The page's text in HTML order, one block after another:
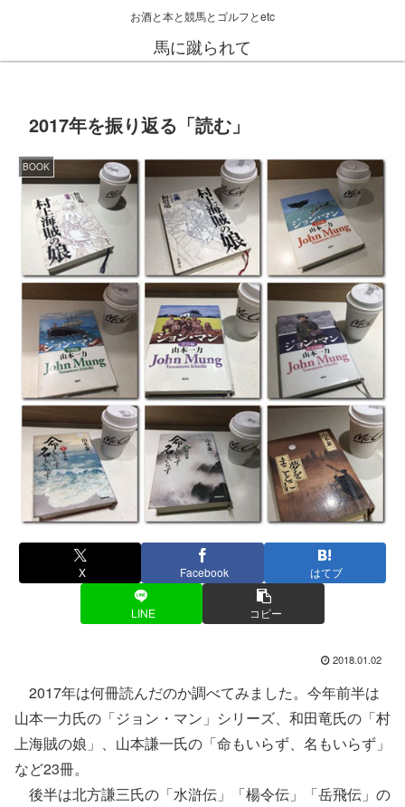
お酒と本と競馬とゴルフとetc
馬に蹴られて
2017年を振り返る「読む」
BOOK
X Facebook はてブ
LINE コピー
2018.01.02
2017年は何冊読んだのか調べてみました。今年前半は
山本一力氏の「ジョン・マン」シリーズ、和田竜氏の「村
上海賊の娘」、山本謙一氏の「命もいらず、名もいらず」
など23冊。
後半は北方謙三氏の「水滸伝」「楊令伝」「岳飛伝」の